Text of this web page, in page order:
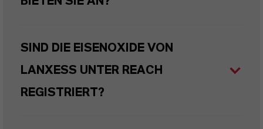
SIND DIE EISENOXIDE VON
LANXESS UNTER REACH
REGISTRIERT?